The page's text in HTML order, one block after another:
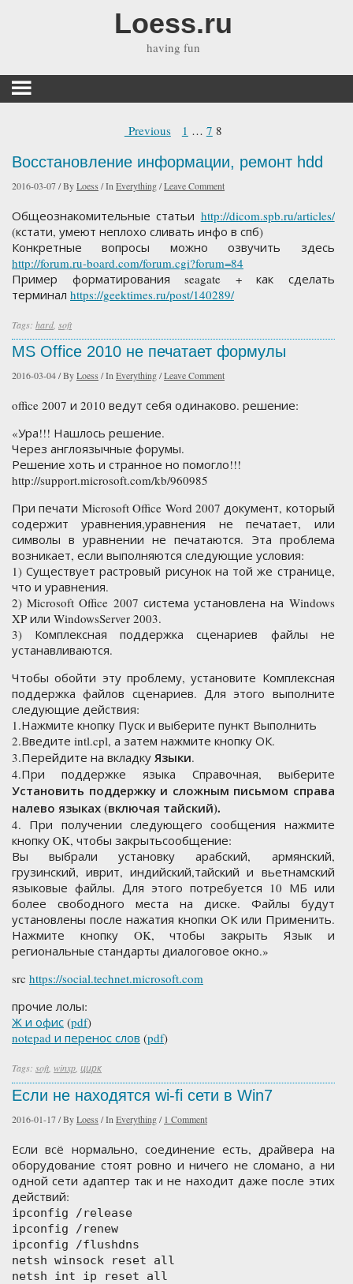
Loess.ru
having fun
Previous 1 … 7 8
Восстановление информации, ремонт hdd
2016-03-07/ByLoess /In Everything/Leave Comment
Общеознакомительные статьи http://dicom.spb.ru/articles/
(кстати, умеют неплохо сливать инфо в спб)
Конкретные вопросы можно озвучить здесь
http://forum.ru-board.com/forum.cgi?forum=84
Пример форматирования seagate + как сделать
терминал https://geektimes.ru/post/140289/
Tags: hard soft
MS Office 2010 не печатает формулы
2016-03-04/ByLoess /In Everything/Leave Comment
office 2007 и 2010 ведут себя одинаково. решение:
«Ура!!! Нашлось решение.
Через англоязычные форумы.
Решение хоть и странное но помогло!!!
http://support.microsoft.com/kb/960985
При печати Microsoft Office Word 2007 документ, который
содержит уравнения,уравнения не печатает, или
символы в уравнении не печатаются. Эта проблема
возникает, если выполняются следующие условия:
1) Существует растровый рисунок на той же странице,
что и уравнения.
2) Microsoft Office 2007 система установлена на Windows
XP или WindowsServer 2003.
3) Комплексная поддержка сценариев файлы не
устанавливаются.
Чтобы обойти эту проблему, установите Комплексная
поддержка файлов сценариев. Для этого выполните
следующие действия:
1.Нажмите кнопку Пуск и выберите пункт Выполнить
2.Введите intl.cpl, а затем нажмите кнопку ОК.
3.Перейдите на вкладку Языки.
4.При поддержке языка Справочная, выберите
Установить поддержку и сложным письмом справа
налево языках (включая тайский).
4. При получении следующего сообщения нажмите
кнопку OK, чтобы закрытьсообщение:
Вы выбрали установку арабский, армянский,
грузинский, иврит, индийский,тайский и вьетнамский
языковые файлы. Для этого потребуется 10 МБ или
более свободного места на диске. Файлы будут
установлены после нажатия кнопки ОК или Применить.
Нажмите кнопку OK, чтобы закрыть Язык и
региональные стандарты диалоговое окно.»
src https://social.technet.microsoft.com
прочие лолы:
Ж и офис (pdf)
notepad и перенос слов (pdf)
Tags: soft winxp цирк
Если не находятся wi-fi сети в Win7
2016-01-17/ByLoess /In Everything/ 1 Comment
Если всё нормально, соединение есть, драйвера на
оборудование стоят ровно и ничего не сломано, а ни
одной сети адаптер так и не находит даже после этих
действий:
ipconfig /release
ipconfig /renew
ipconfig /flushdns
netsh winsock reset all
netsh int ip reset all